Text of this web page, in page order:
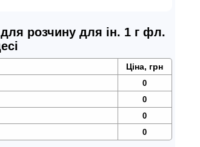
розчину для ін. 1 г фл.
Ціна, грн
0
0
0
0